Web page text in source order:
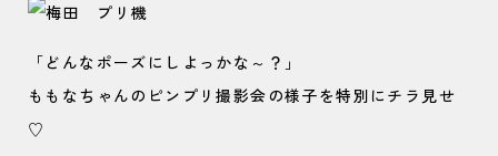
「どんなポーズにしよっかな～？」
ももなちゃんのピンプリ撮影会の様子を特別にチラ見せ
♡